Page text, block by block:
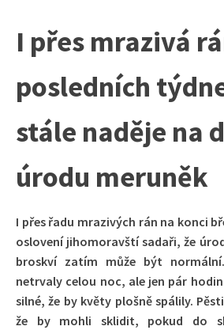
I přes mrazivá
posledních
stále naděje na
úrodu meruněk
I přes řadu mrazivých rán na konci
oslovení jihomoravští sadaři, že
broskví zatím může být
netrvaly celou noc, ale jen pár
silné, že by květy plošně spálily.
že by mohli sklidit, pokud do